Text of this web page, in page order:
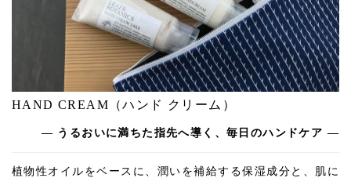
HAND CREAM（ハンド クリーム）
― うるおいに満ちた指先へ導く、毎日のハンドケア —
植物性オイルをベースに、潤いを補給する保湿成分と、肌に